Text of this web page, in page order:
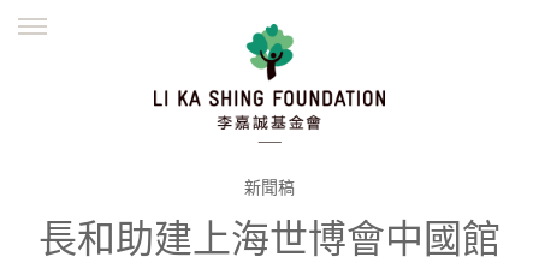
並肩同行
繁體
新聞稿
長和助建上海世博會中國館